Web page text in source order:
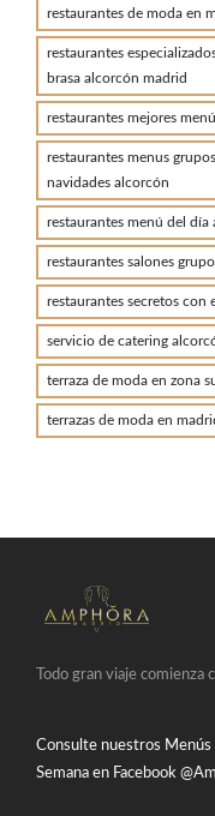
restaurantes de moda en
restaurantes
brasa alcorcón madrid
restaurantes mejores
restaurantes menus
navidades alcorcón
restaurantes menú del día
restaurantes salones
restaurantes secretos con
servicio de catering
terraza de moda en zona
terrazas de moda en
Todo gran viaje comienza
Consulte nuestros Menús
Semana en Facebook